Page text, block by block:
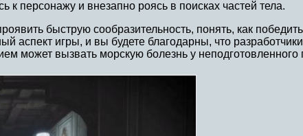
к персонажу и внезапно роясь в поисках частей тела.
быструю сообразительность, понять, как
игры, и вы будете благодарны, что
может вызвать морскую болезнь у неподготовленного